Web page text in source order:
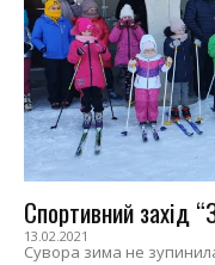
Спортивний захід
13.02.2021
Сувора зима не